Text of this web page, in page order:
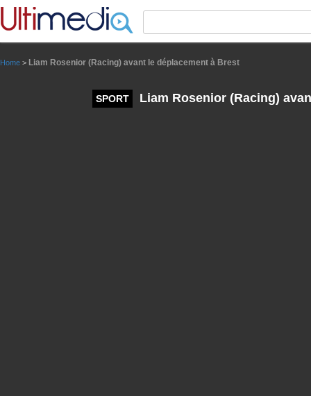
Home > Liam Rosenior (Racing) avant le déplacement à Brest
SPORT Liam Rosenior (Racing)
Panneau de gestion des cookies